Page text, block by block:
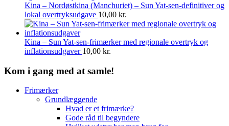
Kina – Nordøstkina (Manchuriet) – Sun Yat-sen-definitiver og
lokal overtryksudgave 10,00 kr.
Kina – Sun Yat-sen-frimærker med regionale overtryk og
inflationsudgaver 10,00 kr.
Kom i gang med at samle!
Frimærker
Grundlæggende
Hvad er et frimærke?
Gode råd til begyndere